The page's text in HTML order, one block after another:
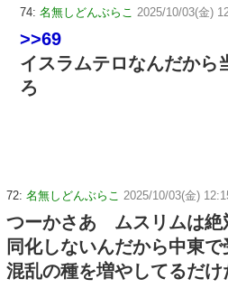
74: 名無しどんぶらこ 2025/10/03(金)
>>69
イスラムテロなんだから
ろ
72: 名無しどんぶらこ 2025/10/03(金)
つーかさあ ムスリムは絶
同化しないんだから中東で
混乱の種を増やしてるだけ